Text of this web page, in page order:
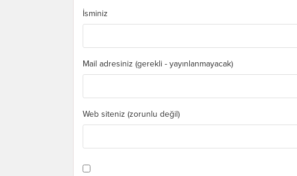
İsminiz
Mail adresiniz (gerekli - yayınlanmayacak)
Web siteniz (zorunlu değil)